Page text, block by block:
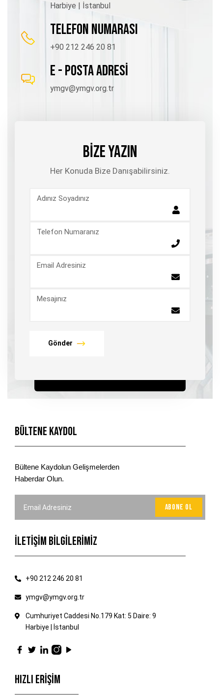
Harbiye | İstanbul
TELEFON NUMARASI
+90 212 246 20 81
E - POSTA ADRESİ
ymgv@ymgv.org.tr
BİZE YAZIN
Her Konuda Bize Danışabilirsiniz.
Adınız Soyadınız
Telefon Numaranız
Email Adresiniz
Mesajınız
Gönder
Bültene Kaydol
Bültene Kaydolun Gelişmelerden
Haberdar Olun.
İLETİŞİM BİLGİLERİMİZ
+90 212 246 20 81
ymgv@ymgv.org.tr
Cumhuriyet Caddesi No.179 Kat: 5 Daire: 9
Harbiye | İstanbul
HIZLI ERİŞİM